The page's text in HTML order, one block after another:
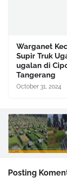
Warganet
Supir Truk
ugalan di
Tangerang
October 31, 2024
Posting